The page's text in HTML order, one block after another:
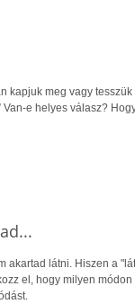
kapjuk meg vagy
Van-e helyes válasz?
akartad látni. Hiszen a
el, hogy milyen